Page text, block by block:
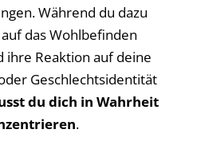
Während du dazu
das Wohlbefinden
ihre Reaktion auf deine
Geschlechtsidentität
du dich in Wahrheit
.